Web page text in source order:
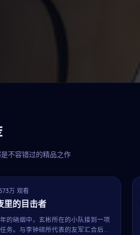
不容错过的精品之作
万 观看
里的目击者
年的硝烟中，玄彬所在的小队接到一项
务。与李钟硕所代表的友军汇合后，